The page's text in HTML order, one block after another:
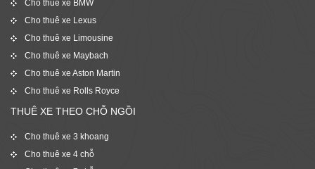
Cho thuê xe BMW
Cho thuê xe Lexus
Cho thuê xe Limousine
Cho thuê xe Maybach
Cho thuê xe Aston Martin
Cho thuê xe Rolls Royce
THUÊ XE THEO CHỖ NGỒI
Cho thuê xe 3 khoang
Cho thuê xe 4 chỗ